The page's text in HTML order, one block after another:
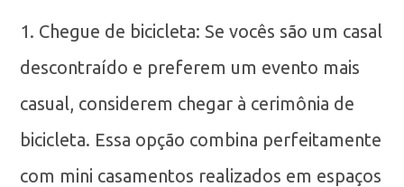
1. Chegue de bicicleta: Se vocês são um casal
descontraído e preferem um evento mais
casual, considerem chegar à cerimônia de
bicicleta. Essa opção combina perfeitamente
com mini casamentos realizados em espaços